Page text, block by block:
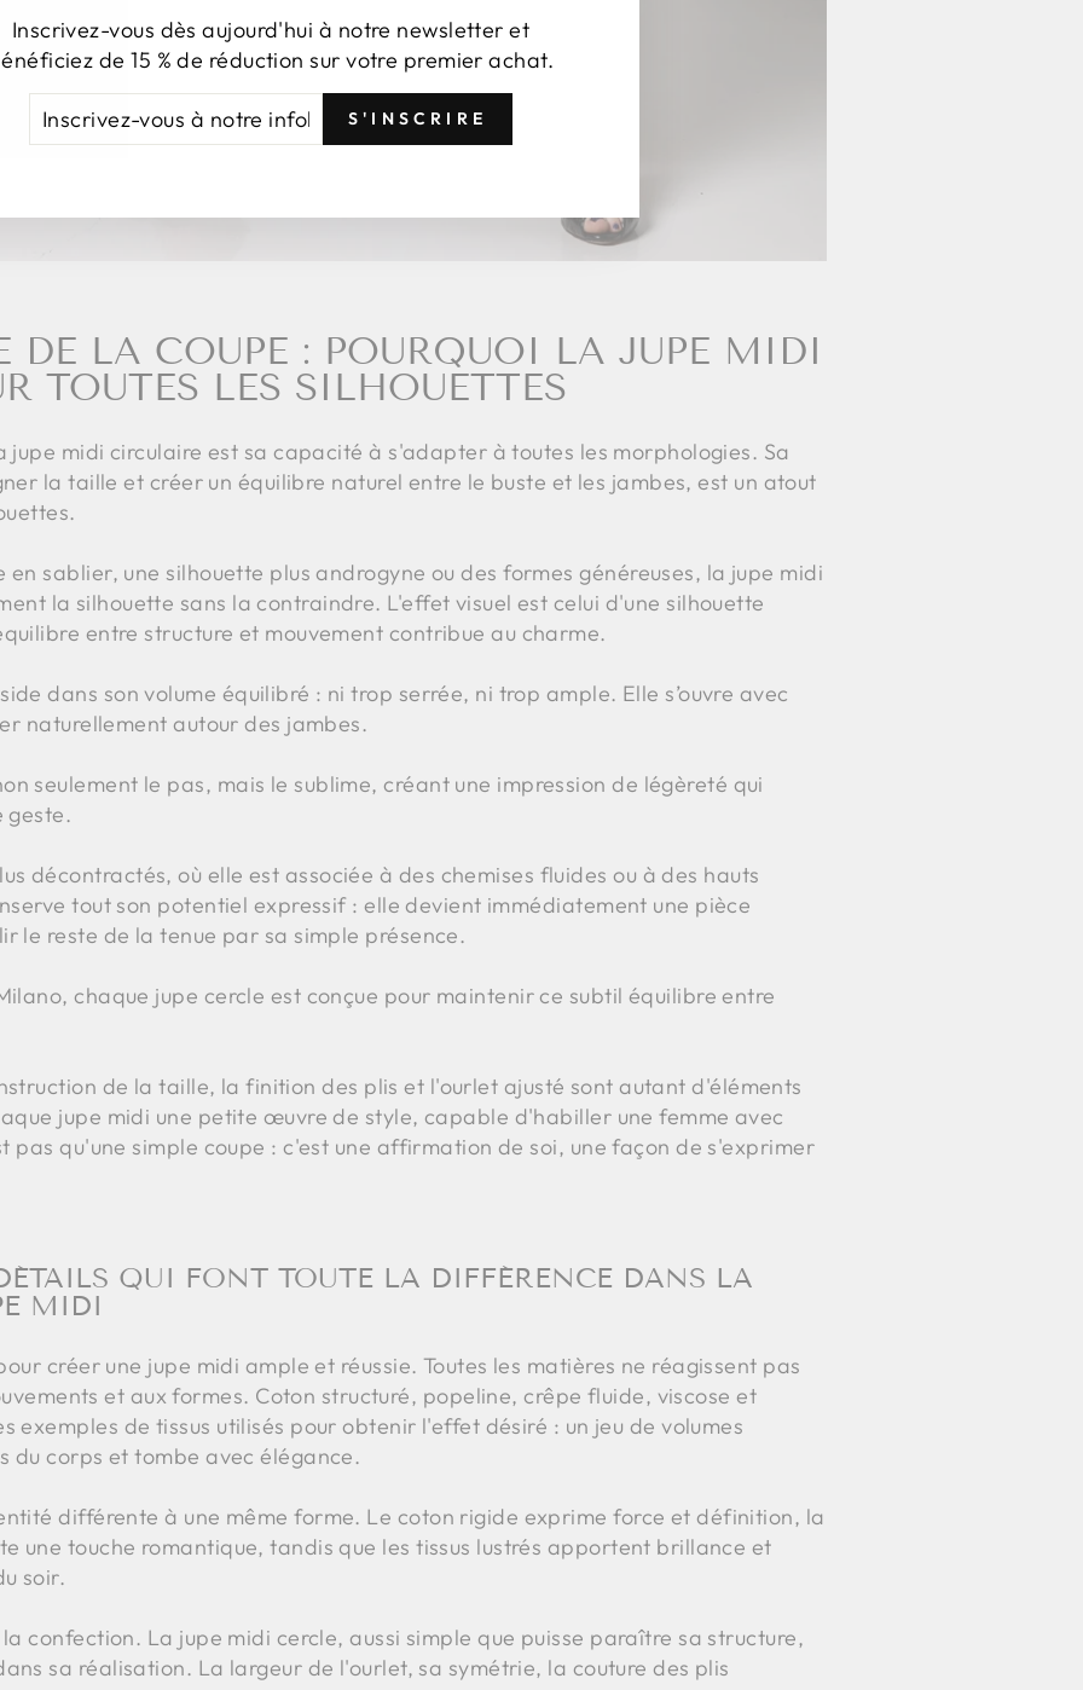
Inscrivez-vous dès aujourd'hui à notre newsletter et
de 15 % de réduction sur votre premier achat.
S'INSCRIRE
DE LA COUPE : POURQUOI LA JUPE MIDI
TOUTES LES SILHOUETTES
jupe midi circulaire est sa capacité à s'adapter à toutes les morphologies. Sa
la taille et créer un équilibre naturel entre le buste et les jambes, est un atout
en sablier, une silhouette plus androgyne ou des formes généreuses, la jupe midi
la silhouette sans la contraindre. L'effet visuel est celui d'une silhouette
entre structure et mouvement contribue au charme.
dans son volume équilibré : ni trop serrée, ni trop ample. Elle s’ouvre avec
naturellement autour des jambes.
seulement le pas, mais le sublime, créant une impression de légèreté qui
geste.
décontractés, où elle est associée à des chemises fluides ou à des hauts
tout son potentiel expressif : elle devient immédiatement une pièce
le reste de la tenue par sa simple présence.
chaque jupe cercle est conçue pour maintenir ce subtil équilibre entre
de la taille, la finition des plis et l'ourlet ajusté sont autant d'éléments
jupe midi une petite œuvre de style, capable d'habiller une femme avec
pas qu'une simple coupe : c'est une affirmation de soi, une façon de s'exprimer
QUI FONT TOUTE LA DIFFÉRENCE DANS LA
MIDI
créer une jupe midi ample et réussie. Toutes les matières ne réagissent pas
et aux formes. Coton structuré, popeline, crêpe fluide, viscose et
exemples de tissus utilisés pour obtenir l'effet désiré : un jeu de volumes
du corps et tombe avec élégance.
différente à une même forme. Le coton rigide exprime force et définition, la
une touche romantique, tandis que les tissus lustrés apportent brillance et
soir.
confection. La jupe midi cercle, aussi simple que puisse paraître sa structure,
sa réalisation. La largeur de l'ourlet, sa symétrie, la couture des plis